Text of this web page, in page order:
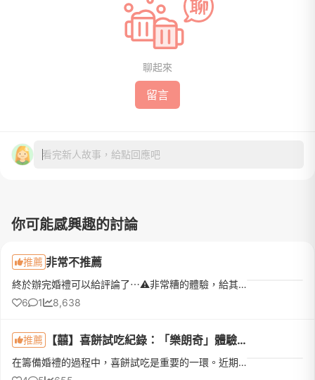
聊起來
留言
看完新人故事，給點回應吧
你可能感興趣的討論
推薦 非常不推薦
終於辦完婚禮可以給評論了⋯⚠️非常糟的體驗，給其他新娘的警示希望可以給用心準備婚禮的新娘們一個提醒大概是在四年前是在家樂福推銷下訂的，當時還不太懂婚紗行業，衝動就下訂了⋯先說優點再說很雷的地方1.部分服務人...
6
1 8,638
推薦 【囍】喜餅試吃紀錄：「樂朗奇」體驗心得
在籌備婚禮的過程中，喜餅試吃是重要的一環。近期我們預約了網路上討論度很高的法式手工喜餅「樂朗奇」進行試吃。當天接待我們的是嘉芯。在介紹品牌時，提到「樂朗奇」的法文唸做 "enchantée"，我聽著聽著，覺得這發...